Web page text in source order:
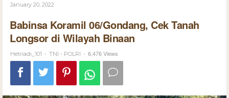
January 20, 2022
Babinsa Koramil 06/Gondang, Cek Tanah
Longsor di Wilayah Binaan
Hetriadi_101 - TNI - POLRI - 6,476 Views